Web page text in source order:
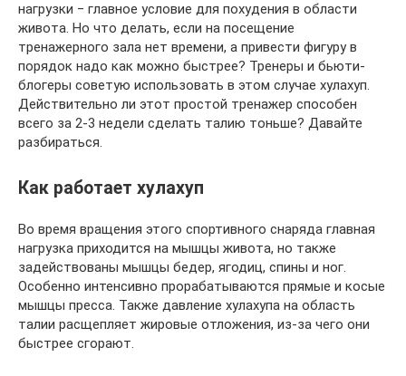
нагрузки ‒ главное условие для похудения в области
живота. Но что делать, если на посещение
тренажерного зала нет времени, а привести фигуру в
порядок надо как можно быстрее? Тренеры и бьюти-
блогеры советую использовать в этом случае хулахуп.
Действительно ли этот простой тренажер способен
всего за 2-3 недели сделать талию тоньше? Давайте
разбираться.
Как работает хулахуп
Во время вращения этого спортивного снаряда главная
нагрузка приходится на мышцы живота, но также
задействованы мышцы бедер, ягодиц, спины и ног.
Особенно интенсивно прорабатываются прямые и косые
мышцы пресса. Также давление хулахупа на область
талии расщепляет жировые отложения, из-за чего они
быстрее сгорают.